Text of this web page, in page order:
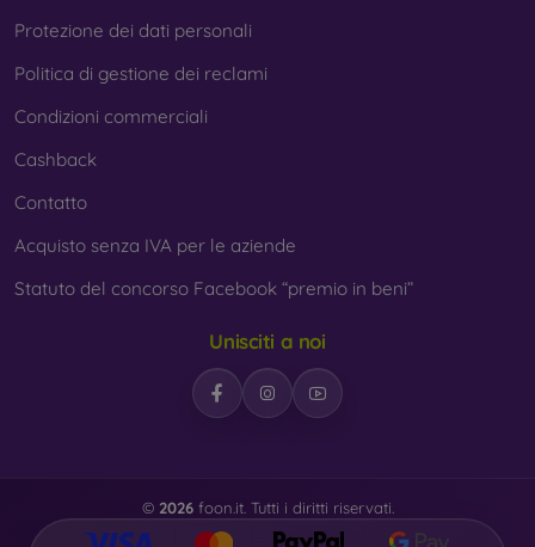
Protezione dei dati personali
Politica di gestione dei reclami
Condizioni commerciali
Cashback
Contatto
Acquisto senza IVA per le aziende
Statuto del concorso Facebook “premio in beni”
Unisciti a noi
© 2026foon.it. Tutti i diritti riservati.